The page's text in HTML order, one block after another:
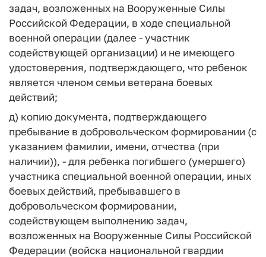
задач, возложенных на Вооруженные Силы
Российской Федерации, в ходе специальной
военной операции (далее - участник
содействующей организации) и не имеющего
удостоверения, подтверждающего, что ребенок
является членом семьи ветерана боевых
действий;
д) копию документа, подтверждающего
пребывание в добровольческом формировании (с
указанием фамилии, имени, отчества (при
наличии)), - для ребенка погибшего (умершего)
участника специальной военной операции, иных
боевых действий, пребывавшего в
добровольческом формировании,
содействующем выполнению задач,
возложенных на Вооруженные Силы Российской
Федерации (войска национальной гвардии